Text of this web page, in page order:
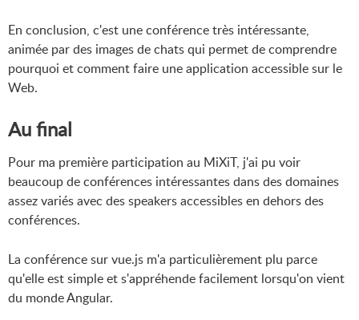
En conclusion, c'est une conférence très intéressante,
animée par des images de chats qui permet de comprendre
pourquoi et comment faire une application accessible sur le
Web.
Au final
Pour ma première participation au MiXiT, j'ai pu voir
beaucoup de conférences intéressantes dans des domaines
assez variés avec des speakers accessibles en dehors des
conférences.
La conférence sur vue.js m'a particulièrement plu parce
qu'elle est simple et s'appréhende facilement lorsqu'on vient
du monde Angular.